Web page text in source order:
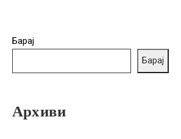
АНАЛИЗА
ЗА
Барај
Барај
Архиви